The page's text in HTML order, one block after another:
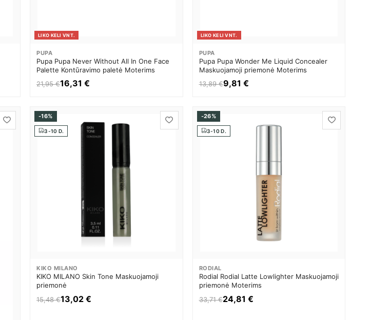
LIKO KELI VNT.
PUPA
Pupa Pupa Never Without All In One Face
Palette Kontūravimo paletė Moterims
21,95 €16,31 €
LIKO KELI VNT.
PUPA
Pupa Pupa Wonder Me Liquid Concealer
Maskuojamoji priemonė Moterims
13,89 €9,81 €
-16%
3-10 D.
KIKO MILANO
KIKO MILANO Skin Tone Maskuojamoji
priemonė
15,48 €13,02 €
-26%
3-10 D.
RODIAL
Rodial Rodial Latte Lowlighter Maskuojamoji
priemonė Moterims
33,71 €24,81 €